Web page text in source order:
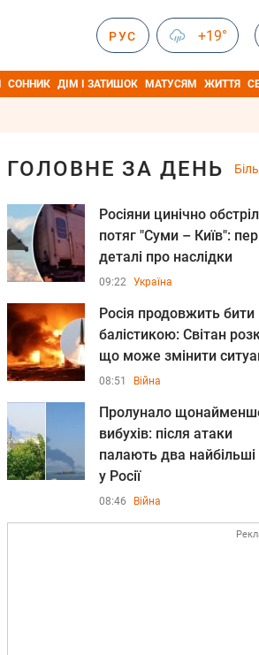
РУС +19°
СОННИК ДІМ І ЗАТИШОК МАТУСЯМ ЖИТТЯ
ГОЛОВНЕ ЗА ДЕНЬ
Росіяни цинічно
потяг "Суми – Київ":
деталі про наслідки
09:22 Україна
Росія продовжить бити
балістикою: Світан
що може змінити
08:51 Війна
Пролунало
вибухів: після атаки
палають два
у Росії
08:46 Війна